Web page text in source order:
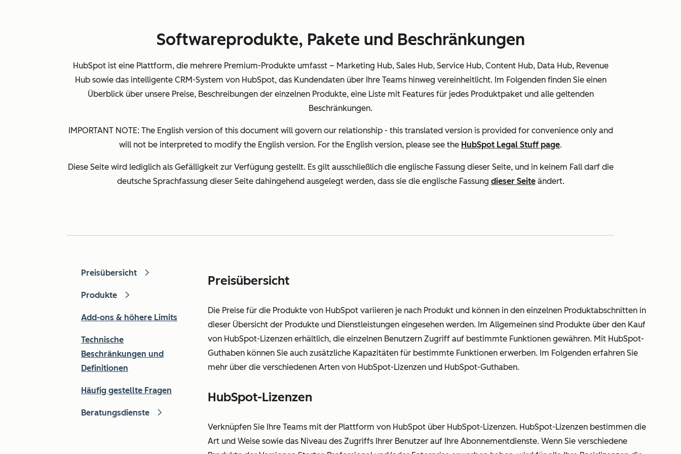
Softwareprodukte, Pakete und Beschränkungen
HubSpot ist eine Plattform, die mehrere Premium-Produkte umfasst – Marketing Hub, Sales Hub, Service Hub, Content Hub, Data Hub, Revenue
Hub sowie das intelligente CRM-System von HubSpot, das Kundendaten über Ihre Teams hinweg vereinheitlicht. Im Folgenden finden Sie einen
Überblick über unsere Preise, Beschreibungen der einzelnen Produkte, eine Liste mit Features für jedes Produktpaket und alle geltenden
Beschränkungen.
IMPORTANT NOTE: The English version of this document will govern our relationship - this translated version is provided for convenience only and
will not be interpreted to modify the English version. For the English version, please see the HubSpot Legal Stuff page.
Diese Seite wird lediglich als Gefälligkeit zur Verfügung gestellt. Es gilt ausschließlich die englische Fassung dieser Seite, und in keinem Fall darf die
deutsche Sprachfassung dieser Seite dahingehend ausgelegt werden, dass sie die englische Fassung dieser Seiteändert.
Preisübersicht
Produkte
Add-ons & höhere Limits
Technische
Beschränkungen und
Definitionen
Häufig gestellte Fragen
Beratungsdienste
Preisübersicht
Die Preise für die Produkte von HubSpot variieren je nach Produkt und können in den einzelnen Produktabschnitten in
dieser Übersicht der Produkte und Dienstleistungen eingesehen werden. Im Allgemeinen sind Produkte über den Kauf
von HubSpot-Lizenzen erhältlich, die einzelnen Benutzern Zugriff auf bestimmte Funktionen gewähren. Mit HubSpot-
Guthaben können Sie auch zusätzliche Kapazitäten für bestimmte Funktionen erwerben. Im Folgenden erfahren Sie
mehr über die verschiedenen Arten von HubSpot-Lizenzen und HubSpot-Guthaben.
HubSpot-Lizenzen
Verknüpfen Sie Ihre Teams mit der Plattform von HubSpot über HubSpot-Lizenzen. HubSpot-Lizenzen bestimmen die
Art und Weise sowie das Niveau des Zugriffs Ihrer Benutzer auf Ihre Abonnementdienste. Wenn Sie verschiedene